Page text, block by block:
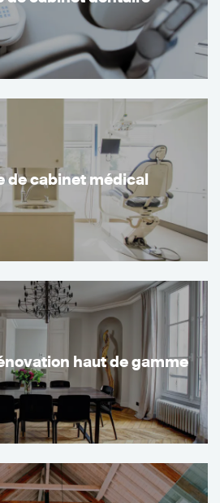
de cabinet médical
haut de gamme